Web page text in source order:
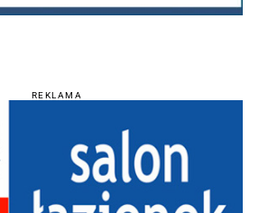
REKLAMA